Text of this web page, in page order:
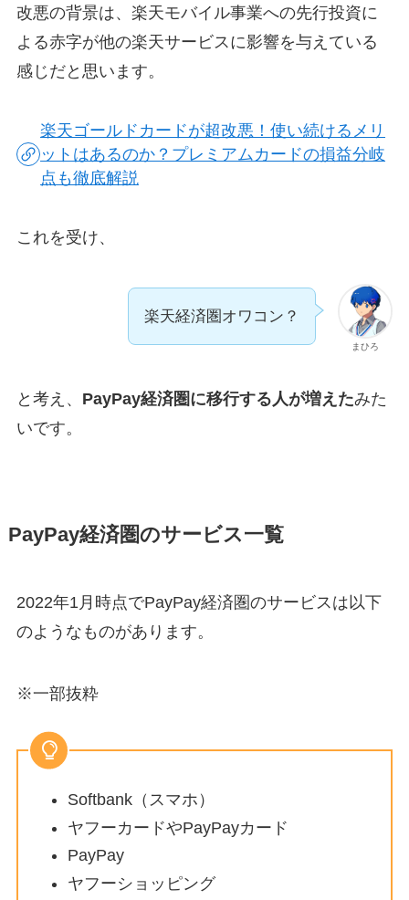
改悪の背景は、楽天モバイル事業への先行投資に
よる赤字が他の楽天サービスに影響を与えている
感じだと思います。
楽天ゴールドカードが超改悪！使い続けるメリ
ットはあるのか？プレミアムカードの損益分岐
点も徹底解説
これを受け、
まひろ
楽天経済圏オワコン？
と考え、 PayPay経済圏に移行する人が増えたみた
いです。
PayPay経済圏のサービス一覧
2022年1月時点でPayPay経済圏のサービスは以下
のようなものがあります。
※一部抜粋
Softbank（スマホ）
ヤフーカードやPayPayカード
PayPay
ヤフーショッピング